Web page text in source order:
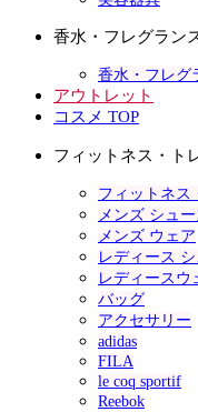
香水・フレグラン
香水・フレグ
アウトレット
コスメ TOP
フィットネス・ト
フィットネス
メンズ シュ
メンズ ウェア
レディース
レディースウ
バッグ
アクセサリー
adidas
FILA
le coq sportif
Reebok